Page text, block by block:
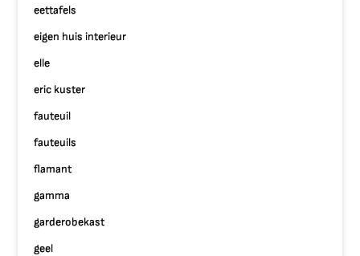
eettafels
eigen huis interieur
elle
eric kuster
fauteuil
fauteuils
flamant
gamma
garderobekast
geel